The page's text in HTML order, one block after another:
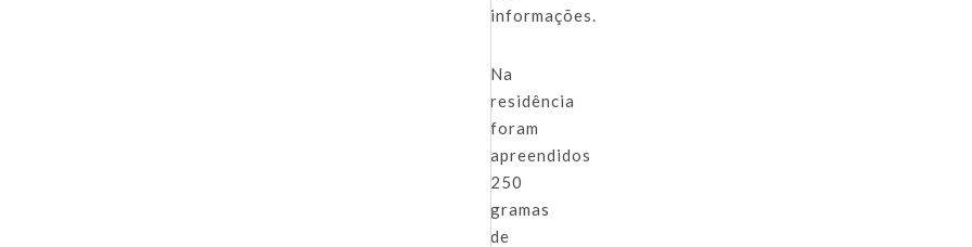
informações.
Na
residência
foram
apreendidos
250
gramas
de